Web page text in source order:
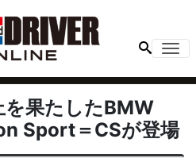
を果たしたBMW
Sport＝CSが登場